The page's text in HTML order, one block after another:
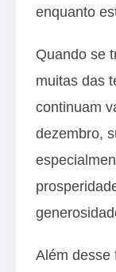
enquanto
Quando se
muitas das
continuam
dezembro,
Além desse